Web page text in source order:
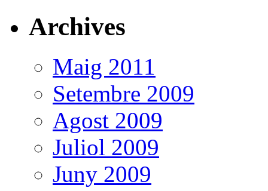
Archives
Maig 2011
Setembre 2009
Agost 2009
Juliol 2009
Juny 2009